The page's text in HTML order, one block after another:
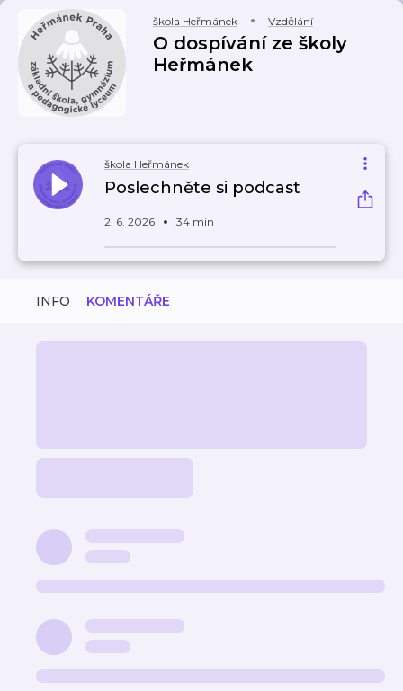
škola Heřmánek Vzdělání
O dospívání ze školy
Heřmánek
škola Heřmánek
Poslechněte si podcast
2. 6. 2026 34 min
INFO KOMENTÁŘE